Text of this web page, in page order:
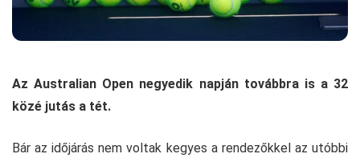
Az Australian Open negyedik napján továbbra is a 32
közé jutás a tét.
Bár az időjárás nem voltak kegyes a rendezőkkel az utóbbi